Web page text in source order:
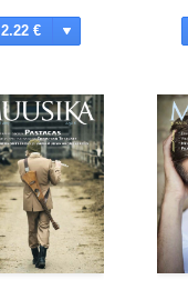
2.22 €